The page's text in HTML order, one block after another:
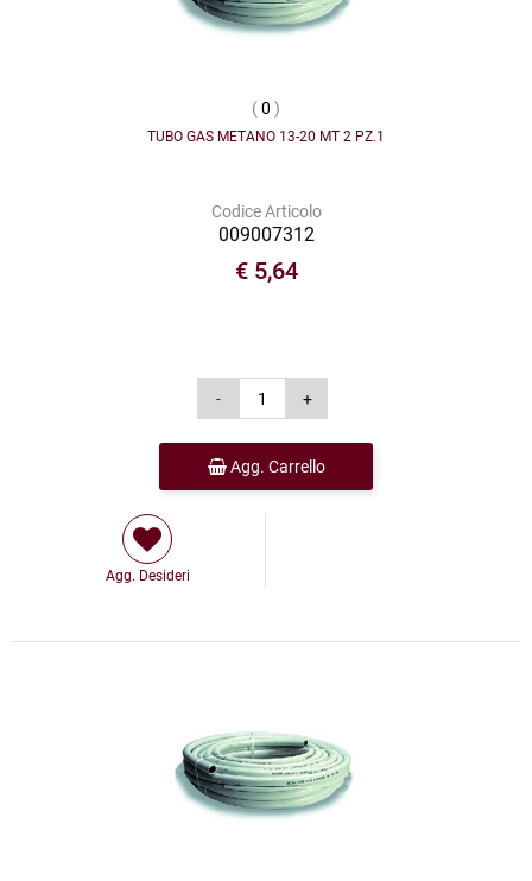
(0 )
TUBO GAS METANO 13-20 MT 2 PZ.1
Codice Articolo
009007312
€ 5,64
Agg. Carrello
Agg. Desideri